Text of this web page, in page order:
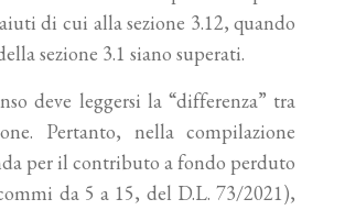
di cui alla sezione 3.12, quando
sezione 3.1 siano superati.
deve leggersi la “differenza” tra
Pertanto, nella compilazione
per il contributo a fondo perduto
da 5 a 15, del D.L. 73/2021),